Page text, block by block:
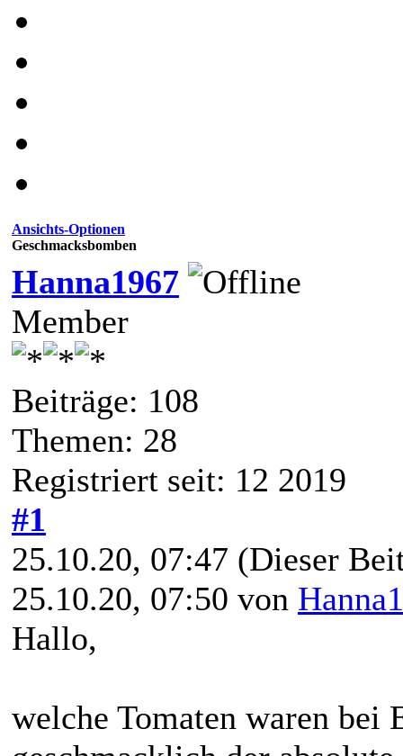
Ansichts-Optionen
Geschmacksbomben
Hanna1967
Member
Beiträge: 108
Themen: 28
Registriert seit: 12 2019
#1
25.10.20, 07:47 (Dieser
25.10.20, 07:50 von
Hallo,
welche Tomaten waren bei